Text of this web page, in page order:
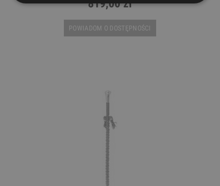
819,00 zł
POWIADOM O DOSTĘPNOŚCI